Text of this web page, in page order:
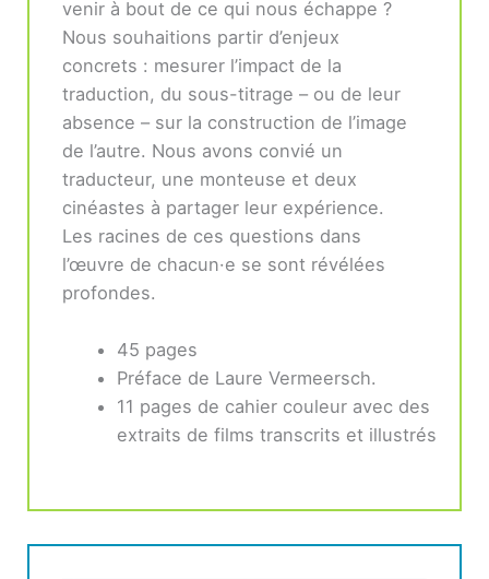
venir à bout de ce qui nous échappe ?
Nous souhaitions partir d’enjeux
concrets : mesurer l’impact de la
traduction, du sous-titrage – ou de leur
absence – sur la construction de l’image
de l’autre. Nous avons convié un
traducteur, une monteuse et deux
cinéastes à partager leur expérience.
Les racines de ces questions dans
l’œuvre de chacun·e se sont révélées
profondes.
45 pages
Préface de Laure Vermeersch.
11 pages de cahier couleur avec des
extraits de films transcrits et illustrés